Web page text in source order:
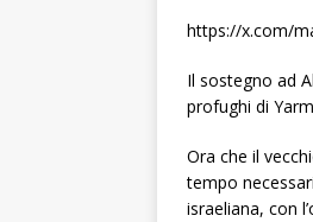
https://x.com/
Il sostegno ad
profughi di
Ora che il
tempo
israeliana, con